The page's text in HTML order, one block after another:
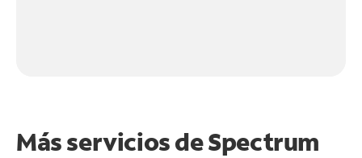
Más servicios de Spectrum